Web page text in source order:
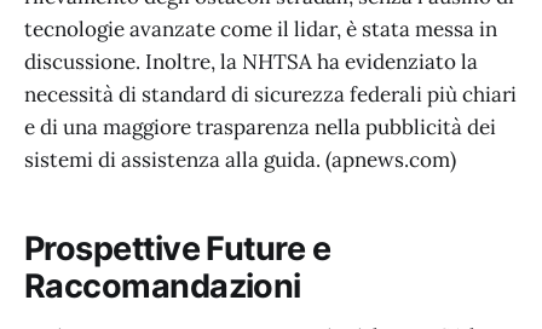
tecnologie avanzate come il lidar, è stata messa in
discussione. Inoltre, la NHTSA ha evidenziato la
necessità di standard di sicurezza federali più chiari
e di una maggiore trasparenza nella pubblicità dei
sistemi di assistenza alla guida. (apnews.com)
Prospettive Future e
Raccomandazioni